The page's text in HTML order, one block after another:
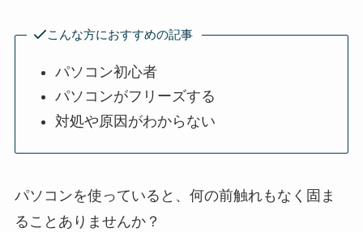
こんな方におすすめの記事
パソコン初心者
パソコンがフリーズする
対処や原因がわからない
パソコンを使っていると、何の前触れもなく固ま
ることありませんか？